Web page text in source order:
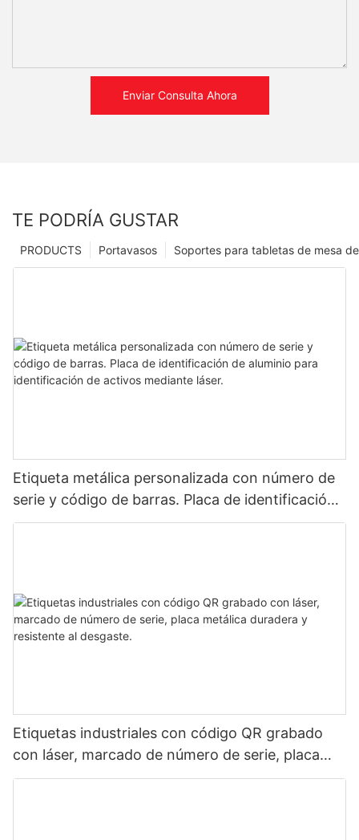
Enviar Consulta Ahora
TE PODRÍA GUSTAR
Soportes para tabletas de mesa
Portavasos
PRODUCTS
Etiqueta metálica personalizada con número de
serie y código de barras. Placa de identificación
de aluminio para identificación de activos
Etiquetas industriales con código QR grabado
con láser, marcado de número de serie, placa
metálica duradera y resistente al desgaste.